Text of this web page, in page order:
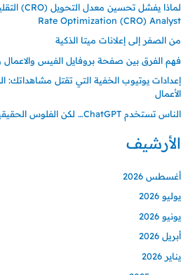
ث
ع
ن
:
Rate Optimization (CRO) Analyst
من الصفر إلى إعلانات ميتا الذكية
فهم الفرق بين صفحة بروفايل الفيس والاعمال
إعدادات يوتيوب الخفية التي تقتل مشاهداتك:
الأعمال
الناس تستخدم ChatGPT… لكن الفلوس الحقيقية في الـ API 🤯
الأرشيف
أغسطس 2026
يوليو 2026
يونيو 2026
أبريل 2026
يناير 2026